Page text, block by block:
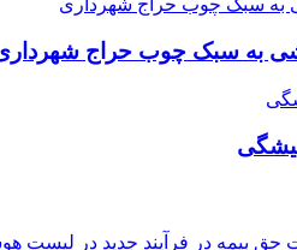
به سبک چوب حراج